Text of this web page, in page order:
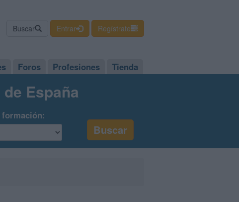
Buscar Entrar Regístrate
Foros Profesiones Tienda
España